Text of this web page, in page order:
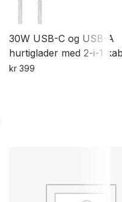
30W USB-C og USB-A
hurtiglader med 2-i-1
kr399